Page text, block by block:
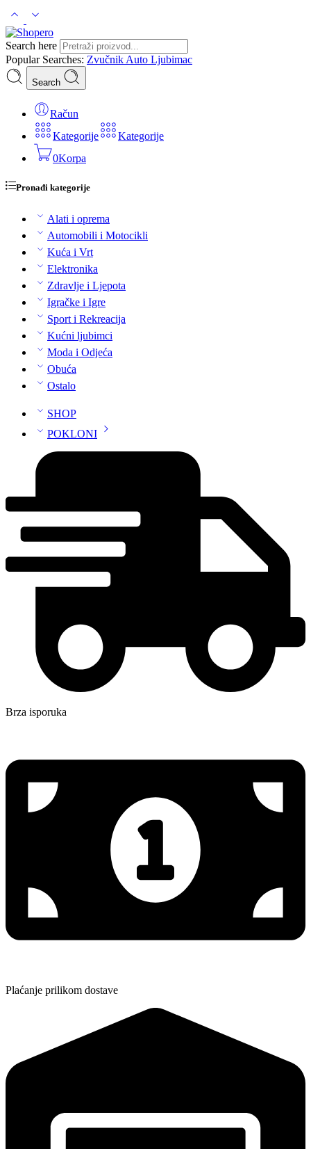
Search here
Popular Searches: Zvučnik Auto Ljubimac
Search
Račun
Kategorije
Kategorije
0Korpa
Pronađi kategorije
Alati i oprema
Automobili i Motocikli
Kuća i Vrt
Elektronika
Zdravlje i Ljepota
Igračke i Igre
Sport i Rekreacija
Kućni ljubimci
Moda i Odjeća
Obuća
Ostalo
SHOP
POKLONI
Brza isporuka
Plaćanje prilikom dostave